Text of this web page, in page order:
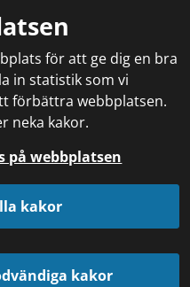
för att ge dig en bra
in statistik som vi
förbättra webbplatsen.
neka kakor.
på webbplatsen
kakor
kakor